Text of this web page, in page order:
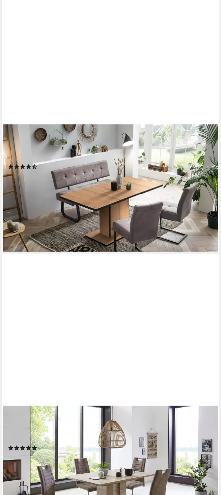
HELA
Essgruppe Luise I G (Bank, Stühle, Tisch), (Set, 4-tlg),
Komfortsitz mit Federkern, Topseller Tischgruppe, Esszimmer
(13)
581,17 € 999,99 €
nur diesen Monat
-42%
lieferbar - in 9-11 Werktagen bei dir
Essgruppe Ulla, (Set, 5-tlg), ausziehbar 140 - 220 cm, Edelstahl,
140 Kg Belastbar
(2)
486,48 € UVP900,99 €
-46%
lieferbar in 2 Wochen